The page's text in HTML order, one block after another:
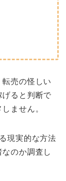
売の怪しい
ると判断で
ません。
現実的な方法
のか調査し